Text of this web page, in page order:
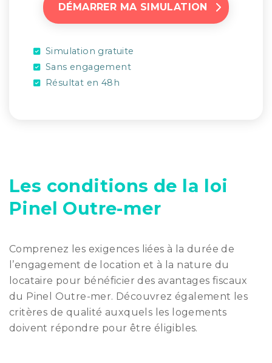
DÉMARRER MA SIMULATION
Simulation gratuite
Sans engagement
Résultat en 48h
Les conditions de la loi
Pinel Outre-mer
Comprenez les exigences liées à la durée de
l’engagement de location et à la nature du
locataire pour bénéficier des avantages fiscaux
du Pinel Outre-mer. Découvrez également les
critères de qualité auxquels les logements
doivent répondre pour être éligibles.